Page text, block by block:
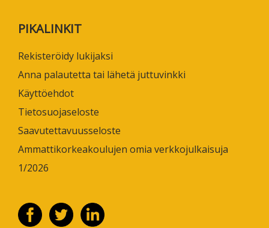
PIKALINKIT
Rekisteröidy lukijaksi
Anna palautetta tai lähetä juttuvinkki
Käyttöehdot
Tietosuojaseloste
Saavutettavuusseloste
Ammattikorkeakoulujen omia verkkojulkaisuja
1/2026